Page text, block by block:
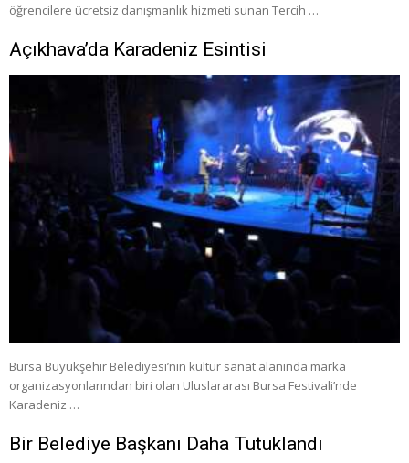
öğrencilere ücretsiz danışmanlık hizmeti sunan Tercih …
Açıkhava’da Karadeniz Esintisi
Bursa Büyükşehir Belediyesi’nin kültür sanat alanında marka
organizasyonlarından biri olan Uluslararası Bursa Festivali’nde
Karadeniz …
Bir Belediye Başkanı Daha Tutuklandı